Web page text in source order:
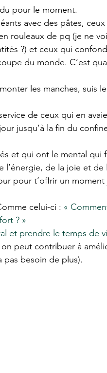
pour le moment.
avec des pâtes,
rouleaux de pq (je ne
?) et ceux qui
du monde. C’est
les manches, suis
de ceux qui en
jusqu’à la fin du
et qui ont le mental qui
l’énergie, de la joie et de
pour t’offrir un
celui-ci : «
? »
et prendre le temps de
peut contribuer à
pas besoin de plus).